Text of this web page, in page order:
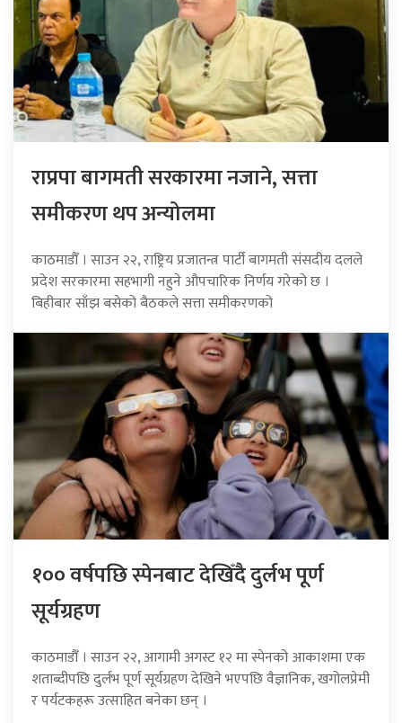
राप्रपा बागमती सरकारमा नजाने, सत्ता
समीकरण थप अन्योलमा
काठमाडौँ । साउन २२, राष्ट्रिय प्रजातन्त्र पार्टी बागमती संसदीय दलले
प्रदेश सरकारमा सहभागी नहुने औपचारिक निर्णय गरेको छ ।
बिहीबार साँझ बसेको बैठकले सत्ता समीकरणको
१०० वर्षपछि स्पेनबाट देखिँदै दुर्लभ पूर्ण
सूर्यग्रहण
काठमाडौँ । साउन २२, आगामी अगस्ट १२ मा स्पेनको आकाशमा एक
शताब्दीपछि दुर्लभ पूर्ण सूर्यग्रहण देखिने भएपछि वैज्ञानिक, खगोलप्रेमी
र पर्यटकहरू उत्साहित बनेका छन् ।